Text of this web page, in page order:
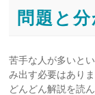
問題と
苦手な人が多いと
み出す必要はありま
どんどん解説を読